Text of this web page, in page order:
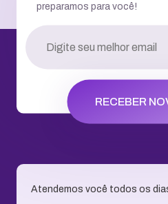
preparamos para você!
RECEBER
Atendemos você todos os